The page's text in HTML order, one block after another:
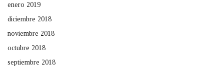
enero 2019
diciembre 2018
noviembre 2018
octubre 2018
septiembre 2018